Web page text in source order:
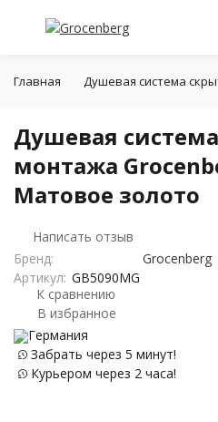
Главная Душевая система
Душевая
монтажа
Матовое золото
Написать отзыв
Бренд:
Grocenberg
Артикул: GB5090MG
К сравнению
В избранное
Германия
Забрать через 5 минут!
Курьером через 2 часа!